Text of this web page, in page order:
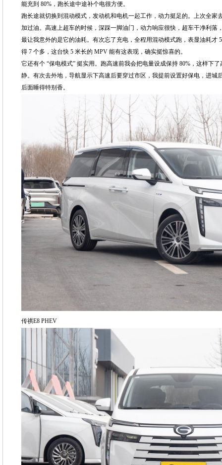
能充到 80%，跑长途中途补个电很方便。
跑长途就切换到混动模式，发动机和电机一起工作，动力挺足的。上次全家
加过油。高速上超车的时候，深踩一脚油门，动力响应很快，超车干净利落
最让我意外的是它的油耗。有次忘了充电，全程用混动模式跑，表显油耗才
得 7 个多，这台快 5 米长的 MPV 能有这表现，确实挺惊喜的。
它还有个 “保电模式” 挺实用。跑高速前我会把电量设成保持 80%，这样下
静。有次去外地，导航显示下高速后要穿过市区，我提前设置好保电，进城
后面睡得特别香。
传祺E8 PHEV